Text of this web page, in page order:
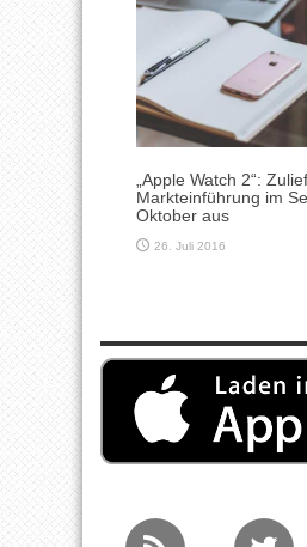
„Apple Watch 2“:
Markteinführung im
Oktober aus
26. Juli 2016